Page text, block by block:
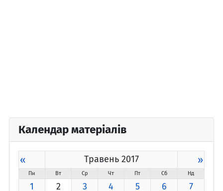
Календар матеріалів
« Травень 2017 »
Пн Вт Ср Чт Пт Сб Нд
1 2 3 4 5 6
7